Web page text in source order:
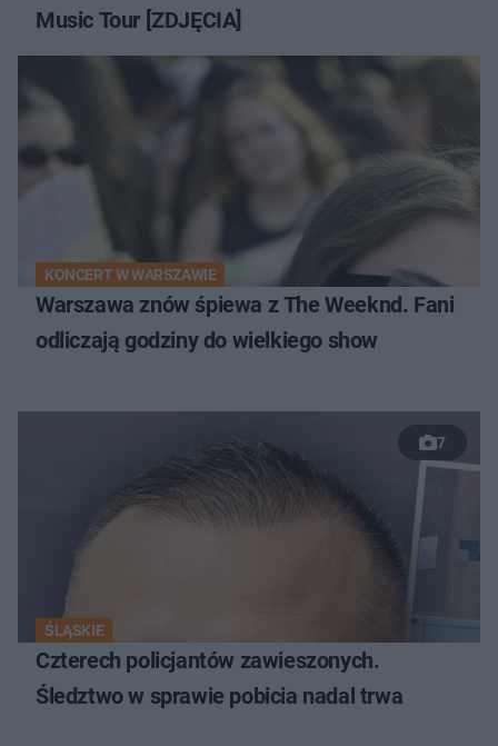
Music Tour [ZDJĘCIA]
KONCERT W WARSZAWIE
Warszawa znów śpiewa z The Weeknd. Fani
odliczają godziny do wielkiego show
7
ŚLĄSKIE
Czterech policjantów zawieszonych.
Śledztwo w sprawie pobicia nadal trwa